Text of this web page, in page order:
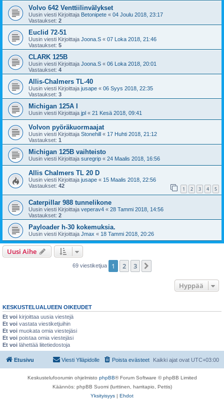
Volvo 642 Venttiilinvälykset
Uusin viesti Kirjoittaja Betonipete « 04 Joulu 2018, 23:17
Vastaukset: 2
Euclid 72-51
Uusin viesti Kirjoittaja Joona.S « 07 Loka 2018, 21:46
Vastaukset: 5
CLARK 125B
Uusin viesti Kirjoittaja Joona.S « 06 Loka 2018, 20:01
Vastaukset: 4
Allis-Chalmers TL-40
Uusin viesti Kirjoittaja jusape « 06 Syys 2018, 22:35
Vastaukset: 3
Michigan 125A I
Uusin viesti Kirjoittaja jpl « 21 Kesä 2018, 09:41
Volvon pyöräkuormaajat
Uusin viesti Kirjoittaja Stonehill « 17 Huhti 2018, 21:12
Vastaukset: 1
Michigan 125B vaihteisto
Uusin viesti Kirjoittaja suregrip « 24 Maalis 2018, 16:56
Allis Chalmers TL 20 D
Uusin viesti Kirjoittaja jusape « 15 Maalis 2018, 22:56
Vastaukset: 42 1 2 3 4 5
Caterpillar 988 tunnelikone
Uusin viesti Kirjoittaja veperav4 « 28 Tammi 2018, 14:56
Vastaukset: 2
Payloader h-30 kokemuksia.
Uusin viesti Kirjoittaja Jmax « 18 Tammi 2018, 20:26
Uusi Aihe
69 viestiketjua 1 2 3
Hyppää
KESKUSTELUALUEEN OIKEUDET
Et voi kirjoittaa uusia viestejä
Et voi vastata viestiketjuihin
Et voi muokata omia viestejäsi
Et voi poistaa omia viestejäsi
Et voi lähettää liitetiedostoja
Etusivu Kaikki ajat ovat UTC+03:00
Poista evästeet
Viesti Ylläpidolle
Keskustelufoorumin ohjelmisto phpBB® Forum Software © phpBB Limited
Käännös: phpBB Suomi (lurttinen, harritapio, Pettis)
Yksityisyys | Ehdot